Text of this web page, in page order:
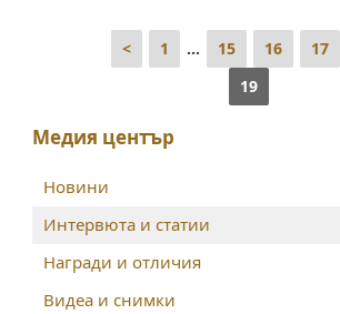
< 1 ... 15 16 17
19
Медия център
Новини
Интервюта и статии
Награди и отличия
Видеа и снимки